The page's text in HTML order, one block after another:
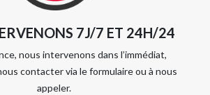
7J/7 ET 24H/24
nous intervenons dans l’immédiat,
contacter via le formulaire ou à nous
appeler.